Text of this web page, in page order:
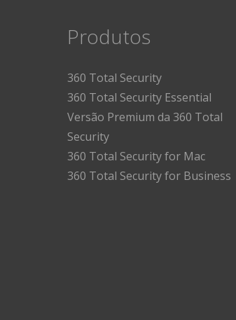
Produtos
360 Total Security
360 Total Security Essential
Versão Premium da 360 Total
Security
360 Total Security for Mac
360 Total Security for Business